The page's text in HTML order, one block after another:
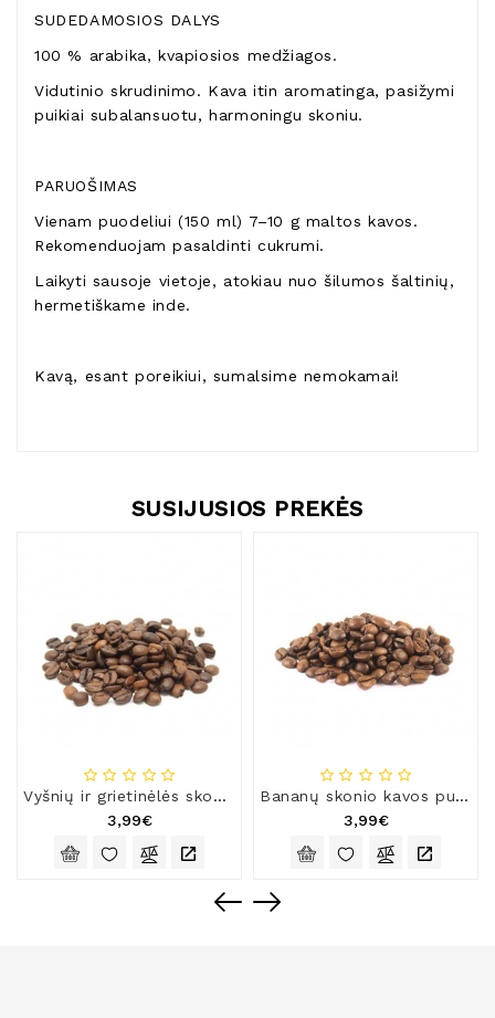
SUDEDAMOSIOS DALYS
100 % arabika, kvapiosios medžiagos.
Vidutinio skrudinimo. Kava itin aromatinga, pasižymi
puikiai subalansuotu, harmoningu skoniu.
PARUOŠIMAS
Vienam puodeliui (150 ml) 7–10 g maltos kavos.
Rekomenduojam pasaldinti cukrumi.
Laikyti sausoje vietoje, atokiau nuo šilumos šaltinių,
hermetiškame inde.
Kavą, esant poreikiui, sumalsime nemokamai!
SUSIJUSIOS PREKĖS
Vyšnių ir grietinėlės skonio kavos pupelės
3,99€
Bananų skonio kavos pupelės
3,99€